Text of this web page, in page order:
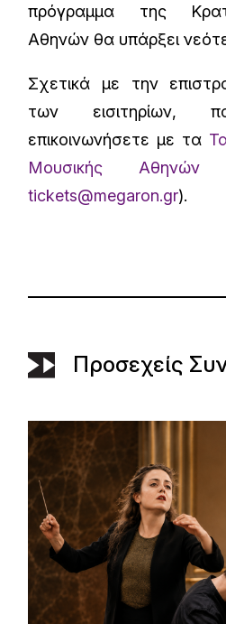
πρόγραμμα της
Αθηνών θα υπάρξει
Σχετικά με την
των εισιτηρίων,
επικοινωνήσετε με τα
Μουσικής Αθηνών
tickets@megaron.gr).
Προσεχείς